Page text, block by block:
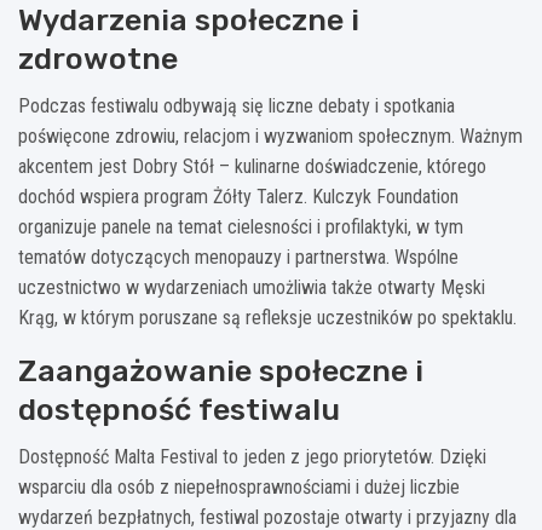
Wydarzenia społeczne i
zdrowotne
Podczas festiwalu odbywają się liczne debaty i spotkania
poświęcone zdrowiu, relacjom i wyzwaniom społecznym. Ważnym
akcentem jest Dobry Stół – kulinarne doświadczenie, którego
dochód wspiera program Żółty Talerz. Kulczyk Foundation
organizuje panele na temat cielesności i profilaktyki, w tym
tematów dotyczących menopauzy i partnerstwa. Wspólne
uczestnictwo w wydarzeniach umożliwia także otwarty Męski
Krąg, w którym poruszane są refleksje uczestników po spektaklu.
Zaangażowanie społeczne i
dostępność festiwalu
Dostępność Malta Festival to jeden z jego priorytetów. Dzięki
wsparciu dla osób z niepełnosprawnościami i dużej liczbie
wydarzeń bezpłatnych, festiwal pozostaje otwarty i przyjazny dla